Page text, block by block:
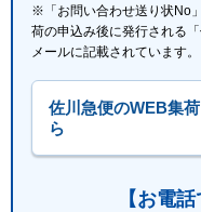
※「お問い合わせ送り状No
荷の申込み後に発行される
メールに記載されています。
佐川急便のWEB集
ら
【お電